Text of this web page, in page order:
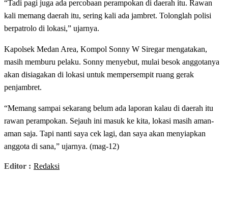
“Tadi pagi juga ada percobaan perampokan di daerah itu. Rawan
kali memang daerah itu, sering kali ada jambret. Tolonglah polisi
berpatrolo di lokasi,” ujarnya.
Kapolsek Medan Area, Kompol Sonny W Siregar mengatakan,
masih memburu pelaku. Sonny menyebut, mulai besok anggotanya
akan disiagakan di lokasi untuk mempersempit ruang gerak
penjambret.
“Memang sampai sekarang belum ada laporan kalau di daerah itu
rawan perampokan. Sejauh ini masuk ke kita, lokasi masih aman-
aman saja. Tapi nanti saya cek lagi, dan saya akan menyiapkan
anggota di sana,” ujarnya. (mag-12)
Editor : Redaksi